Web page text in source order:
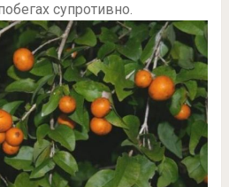
супротивно.